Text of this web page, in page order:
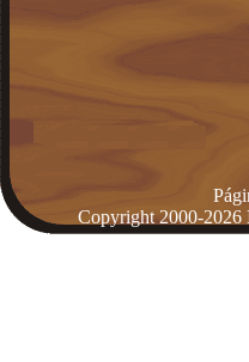
Copyright 2000-2026